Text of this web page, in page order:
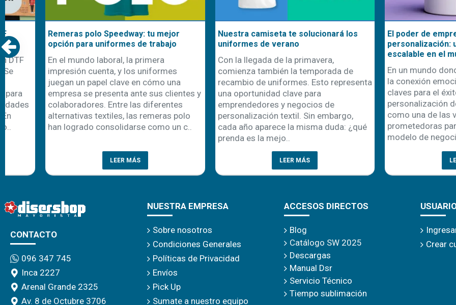
Remeras polo Speedway: tu mejor
opción para uniformes de trabajo
En el mundo laboral, la primera
impresión cuenta, y los uniformes
juegan un papel clave en cómo una
empresa se presenta ante sus clientes y
colaboradores. Entre las diferentes
alternativas textiles, las remeras polo
han logrado consolidarse como un c..
Nuestra camiseta te solucionará los
uniformes de verano
Con la llegada de la primavera,
comienza también la temporada de
recambio de uniformes. Esto representa
una oportunidad clave para
emprendedores y negocios de
personalización textil. Sin embargo,
cada año aparece la misma duda: ¿qué
prenda es la mejo..
El poder de emprender en
personalización: una
escalable en el mundo
En un mundo donde la
la conexión emocional con
claves para el éxito
personalización de
como una de las vías más
prometedoras para
modelo de negocio no solo
CONTACTO
096 347 745
Inca 2227
Arenal Grande 2325
Av. 8 de Octubre 3706
NUESTRA EMPRESA
Sobre nosotros
Condiciones Generales
Políticas de Privacidad
Envíos
Pick Up
Sumate a nuestro equipo
ACCESOS DIRECTOS
Blog
Catálogo SW 2025
Descargas
Manual Dsr
Servicio Técnico
Tiempo sublimación
Crear